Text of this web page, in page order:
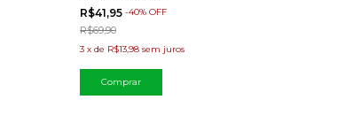
R$41,95 -40% OFF
R$69,90
3 x de R$13,98 sem juros